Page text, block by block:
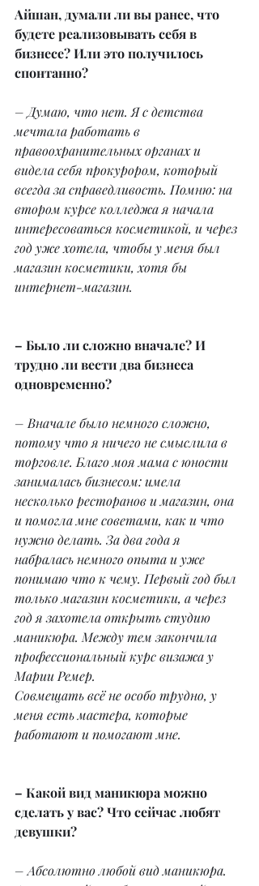
Айшан, думали ли вы ранее, что
будете реализовывать себя в
бизнесе? Или это получилось
спонтанно?
– Думаю, что нет. Я с детства
мечтала работать в
правоохранительных органах и
видела себя прокурором, который
всегда за справедливость. Помню: на
втором курсе колледжа я начала
интересоваться косметикой, и через
год уже хотела, чтобы у меня был
магазин косметики, хотя бы
интернет-магазин.
– Было ли сложно вначале? И
трудно ли вести два бизнеса
одновременно?
– Вначале было немного сложно,
потому что я ничего не смыслила в
торговле. Благо моя мама с юности
занималась бизнесом: имела
несколько ресторанов и магазин, она
и помогла мне советами, как и что
нужно делать. За два года я
набралась немного опыта и уже
понимаю что к чему. Первый год был
только магазин косметики, а через
год я захотела открыть студию
маникюра. Между тем закончила
профессиональный курс визажа у
Марии Ремер.
Совмещать всё не особо трудно, у
меня есть мастера, которые
работают и помогают мне.
– Какой вид маникюра можно
сделать у вас? Что сейчас любят
девушки?
– Абсолютно любой вид маникюра.